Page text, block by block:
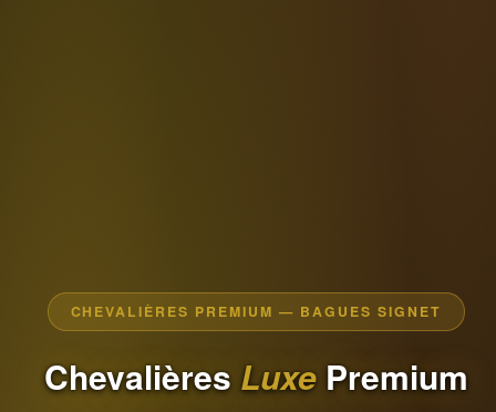
CHEVALIÈRES PREMIUM — BAGUES SIGNET
ChevalièresLuxePremium